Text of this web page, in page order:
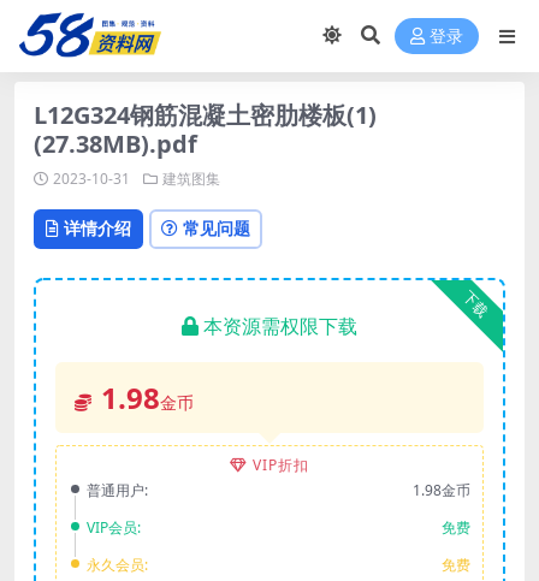
登录
L12G324钢筋混凝土密肋楼板(1)
(27.38MB).pdf
2023-10-31 建筑图集
详情介绍 常见问题
下载
本资源需权限下载
1.98金币
VIP折扣
普通用户:
1.98金币
VIP会员:
免费
永久会员:
免费